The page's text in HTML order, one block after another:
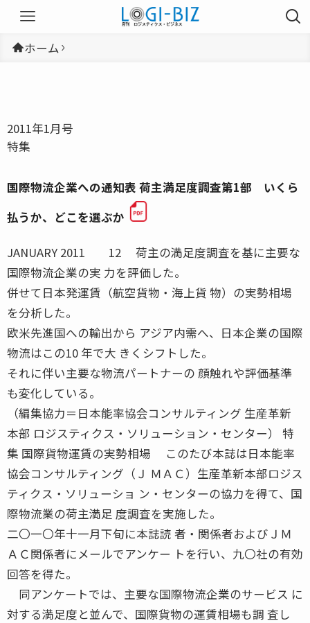
ホーム
2011年1月号
特集
国際物流企業への通知表 荷主満足度調査第1部 いくら
払うか、どこを選ぶか
JANUARY 2011 12 荷主の満足度調査を基に主要な
国際物流企業の実 力を評価した。
併せて日本発運賃（航空貨物・海上貨 物）の実勢相場
を分析した。
欧米先進国への輸出から アジア内需へ、日本企業の国際
物流はこの10 年で大 きくシフトした。
それに伴い主要な物流パートナーの 顔触れや評価基準
も変化している。
（編集協力＝日本能率協会コンサルティング 生産革新
本部 ロジスティクス・ソリューション・センター） 特
集 国際貨物運賃の実勢相場 このたび本誌は日本能率
協会コンサルティング（Ｊ ＭＡＣ）生産革新本部ロジス
ティクス・ソリューショ ン・センターの協力を得て、国
際物流業の荷主満足 度調査を実施した。
二〇一〇年十一月下旬に本誌読 者・関係者およびＪＭ
ＡＣ関係者にメールでアンケー トを行い、九〇社の有効
回答を得た。
同アンケートでは、主要な国際物流企業のサービス に
対する満足度と並んで、国際貨物の運賃相場も調 査し